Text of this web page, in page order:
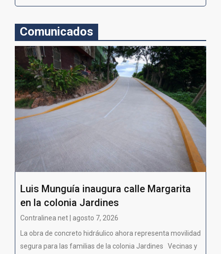
Comunicados
Luis Munguía inaugura calle Margarita
en la colonia Jardines
Contralinea net | agosto 7, 2026
La obra de concreto hidráulico ahora representa movilidad
segura para las familias de la colonia Jardines Vecinas y